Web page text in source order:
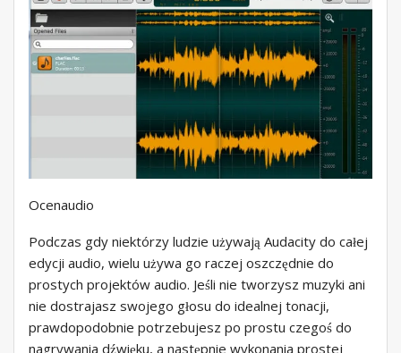
Ocenaudio
Podczas gdy niektórzy ludzie używają Audacity do całej
edycji audio, wielu używa go raczej oszczędnie do
prostych projektów audio. Jeśli nie tworzysz muzyki ani
nie dostrajasz swojego głosu do idealnej tonacji,
prawdopodobnie potrzebujesz po prostu czegoś do
nagrywania dźwięku, a następnie wykonania prostej